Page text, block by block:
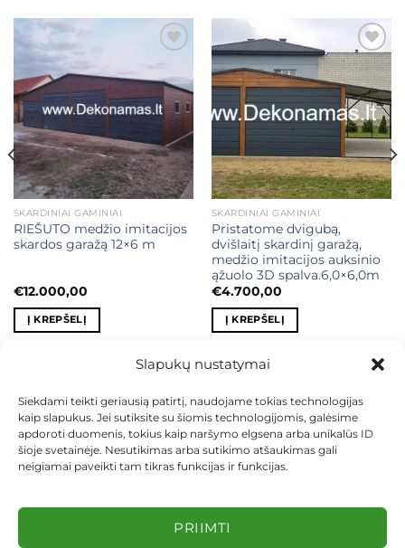
Slapukų nustatymai
Siekdami teikti geriausią patirtį, naudojame tokias technologijas
kaip slapukus. Jei sutiksite su šiomis technologijomis, galėsime
apdoroti duomenis, tokius kaip naršymo elgsena arba unikalūs ID
šioje svetainėje. Nesutikimas arba sutikimo atšaukimas gali
neigiamai paveikti tam tikras funkcijas ir funkcijas.
PRIIMTI
Mėgstamiausias
SKARDINIAI GAMINIAI
RIEŠUTO medžio imitacijos
skardos garažą 12×6 m
€12.000,00
Į KREPŠELĮ
Mėgstamiausias
SKARDINIAI GAMINIAI
Pristatome dvigubą,
dvišlaitį skardinį garažą,
medžio imitacijos auksinio
ąžuolo 3D spalva.6,0×6,0m
€4.700,00
Į KREPŠELĮ
KONTAKTAI
INDIVIDUALŪS PROJEKTAI
MOKĖJIMAS LIZINGU
PIRKIMO TAISYKLĖS
PRISTATYMAS
KEITIMAS IR GRĄŽINIMAS
PRIVATUMO POLITIKA